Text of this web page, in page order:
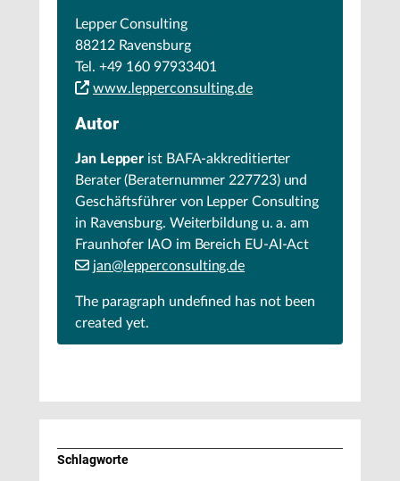
Lepper Consulting
88212 Ravensburg
Tel. +49 160 97933401
www.lepperconsulting.de
Autor
Jan Lepper ist BAFA-akkreditierter
Berater (Beraternummer 227723) und
Geschäftsführer von Lepper Consulting
in Ravensburg. Weiterbildung u. a. am
Fraunhofer IAO im Bereich EU-AI-Act
jan@lepperconsulting.de
The paragraph undefined has not been
created yet.
Schlagworte